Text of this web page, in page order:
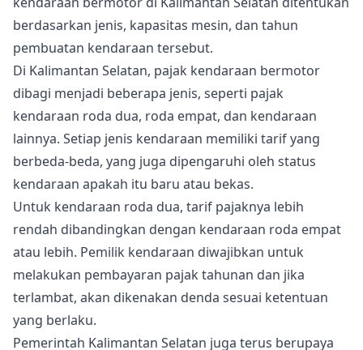
berdasarkan jenis, kapasitas mesin, dan tahun
pembuatan kendaraan tersebut.
Di Kalimantan Selatan, pajak kendaraan bermotor
dibagi menjadi beberapa jenis, seperti pajak
kendaraan roda dua, roda empat, dan kendaraan
lainnya. Setiap jenis kendaraan memiliki tarif yang
berbeda-beda, yang juga dipengaruhi oleh status
kendaraan apakah itu baru atau bekas.
Untuk kendaraan roda dua, tarif pajaknya lebih
rendah dibandingkan dengan kendaraan roda empat
atau lebih. Pemilik kendaraan diwajibkan untuk
melakukan pembayaran pajak tahunan dan jika
terlambat, akan dikenakan denda sesuai ketentuan
yang berlaku.
Pemerintah Kalimantan Selatan juga terus berupaya